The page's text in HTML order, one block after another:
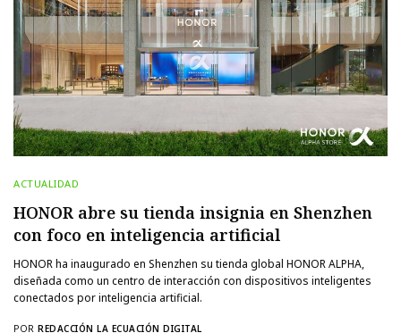
ACTUALIDAD
HONOR abre su tienda insignia en Shenzhen
con foco en inteligencia artificial
HONOR ha inaugurado en Shenzhen su tienda global HONOR ALPHA,
diseñada como un centro de interacción con dispositivos inteligentes
conectados por inteligencia artificial.
POR REDACCIÓN LA ECUACIÓN DIGITAL